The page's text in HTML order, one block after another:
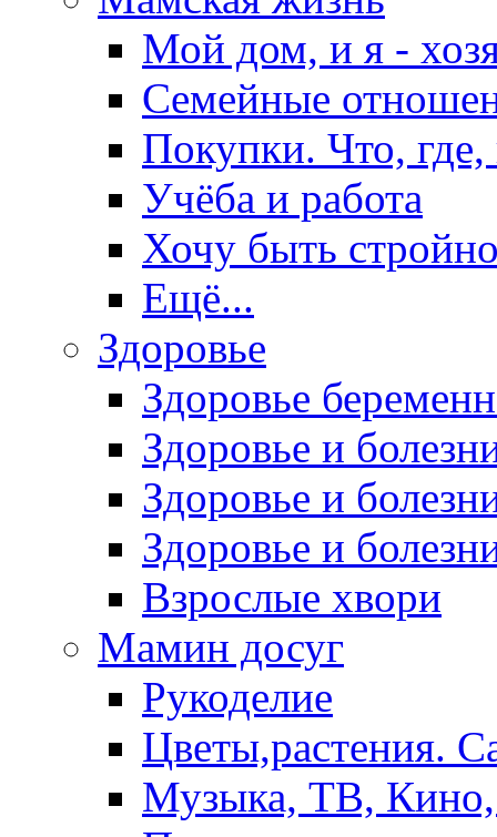
Мой дом, и я -
Семейные
Покупки. Что, где,
Учёба и работа
Хочу быть
Ещё...
Здоровье
Здоровье
Здоровье и
Здоровье и
Здоровье и
Взрослые хвори
Мамин досуг
Рукоделие
Цветы,растения.
Музыка, ТВ,